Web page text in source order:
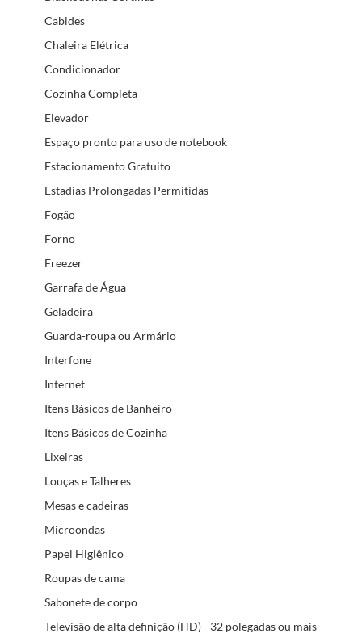
Cabides
Chaleira Elétrica
Condicionador
Cozinha Completa
Elevador
Espaço pronto para uso de notebook
Estacionamento Gratuito
Estadias Prolongadas Permitidas
Fogão
Forno
Freezer
Garrafa de Água
Geladeira
Guarda-roupa ou Armário
Interfone
Internet
Itens Básicos de Banheiro
Itens Básicos de Cozinha
Lixeiras
Louças e Talheres
Mesas e cadeiras
Microondas
Papel Higiênico
Roupas de cama
Sabonete de corpo
Televisão de alta definição (HD) - 32 polegadas ou mais